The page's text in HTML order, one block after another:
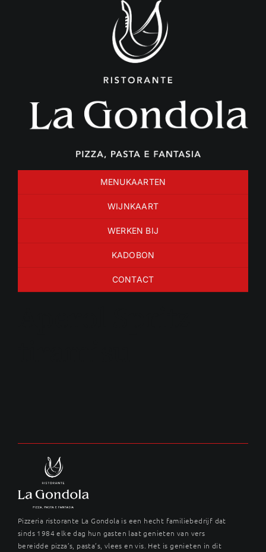
MENUKAARTEN
WIJNKAART
WERKEN BIJ
KADOBON
CONTACT
Pizzeria ristorante La Gondola is een hecht familiebedrijf dat
sinds 1984 elke dag hun gasten laat genieten van vers
bereidde pizza’s, pasta’s, vlees en vis. Het is genieten in dit